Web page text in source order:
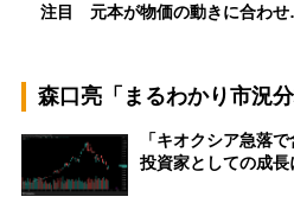
注目 元本が物価の動きに合わ
森口亮「まるわかり市況分
「キオクシア急落
投資家としての成